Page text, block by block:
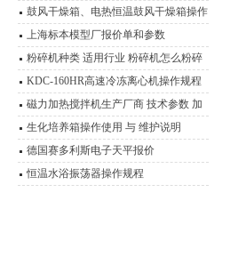
书
鼓风干燥箱、电热恒温鼓风干燥箱操作
技术 性能特点
上海标本模型厂报价单和参数
粉碎机种类 适用行业 粉碎机怎么粉碎
产品
KDC-160HR高速冷冻离心机操作规程
离心机使用与维护
磁力加热搅拌机生产厂商 技术参数 加
热磁力搅拌器应用范围
生化培养箱操作使用 与 维护说明
德国赛多利斯电子天平报价
恒温水浴振荡器操作规程